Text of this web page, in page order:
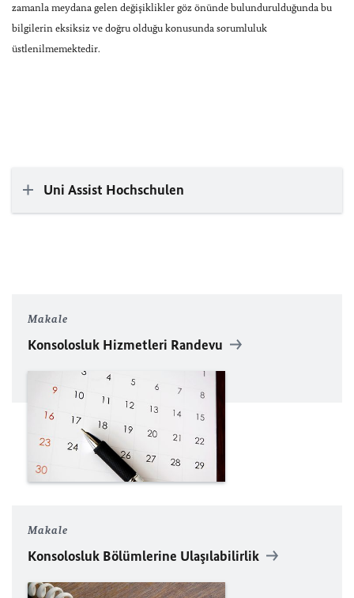
zamanla meydana gelen değişiklikler göz önünde bulundurulduğunda bu
bilgilerin eksiksiz ve doğru olduğu konusunda sorumluluk
üstlenilmemektedir.
Uni Assist Hochschulen
Makale
Konsolosluk Hizmetleri Randevu
Makale
Konsolosluk Bölümlerine Ulaşılabilirlik